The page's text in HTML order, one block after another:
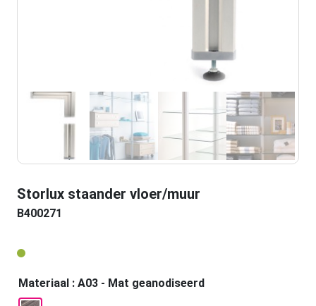
Storlux staander vloer/muur
B400271
Materiaal : A03 - Mat geanodiseerd